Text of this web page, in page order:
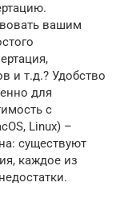
вашим
и т.д.? Удобство
для
с
Linux) –
существуют
каждое из